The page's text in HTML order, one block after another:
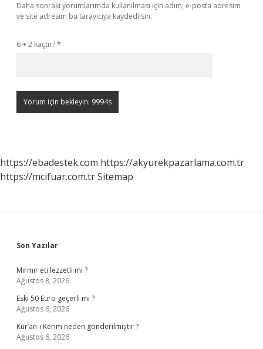
Daha sonraki yorumlarımda kullanılması için adım, e-posta adresim
ve site adresim bu tarayıcıya kaydedilsin.
6 + 2 kaçtır?*
https://ebadestek.com https://akyurekpazarlama.com.tr
https://mcifuar.com.trSitemap
Sidebar
Son Yazılar
Mırmır eti lezzetli mi ?
Ağustos 8, 2026
Eski 50 Euro geçerli mi ?
Ağustos 6, 2026
Kur’an-ı Kerim neden gönderilmiştir ?
Ağustos 6, 2026